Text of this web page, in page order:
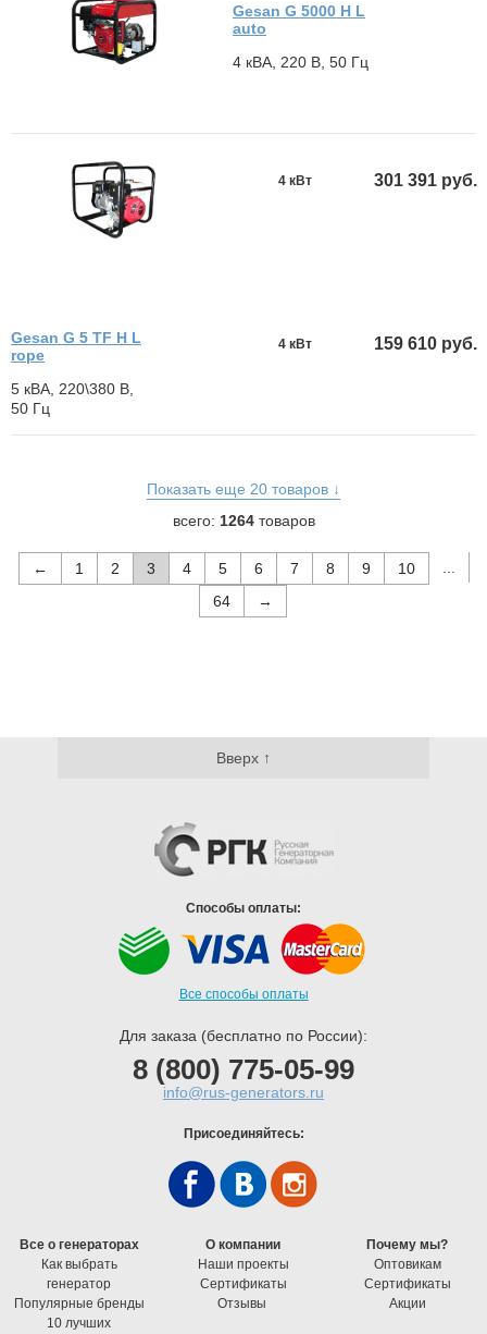
Gesan G 5000 H L
auto
4 кВА, 220 В, 50 Гц
301 391 руб.
4 кВт
Gesan G 5 TF H L
rope
5 кВА, 220\380 В,
50 Гц
159 610 руб.
4 кВт
Показать еще 20 товаров ↓
всего: 1264товаров
← 1 2 3 4 5 6 7 8 9 10
64
→
Вверх ↑
Способы оплаты:
Все способы оплаты
Для заказа (бесплатно по России):
8 (800) 775-05-99
info@rus-generators.ru
Присоединяйтесь:
Все о генераторах
Как выбрать
генератор
Популярные бренды
10 лучших
О компании
Наши проекты
Cертификаты
Отзывы
Почему мы?
Оптовикам
Cертификаты
Акции